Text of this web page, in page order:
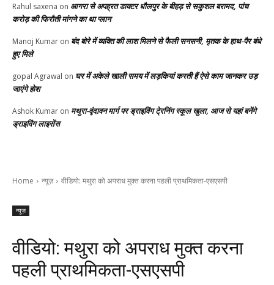
Rahul saxena on आगरा से अपह्रत डाक्टर धौलपुर के बीहड़ से सकुशल बरामद, पांच
करोड़ की फिरौती मांगने का था प्लान
Manoj Kumar on बंद बोरे में व्यक्ति की लाश मिलने से फैली सनसनी, मृतक के हाथ-पैर बंधे
हुए मिले
gopal Agrawal on घर में अकेले खाली समय में लड़कियां करती हैं ऐसे काम जानकर उड़
जाएंगे होश
Ashok Kumar on मथुरा-वृंदावन मार्ग पर ड्राइविंग टे्रनिंग स्कूल खुला, आज से यहां बनेंगे
ड्राइविंग लाइसेंस